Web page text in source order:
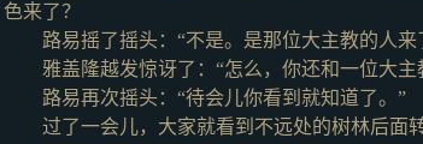
色来了？
路易摇了摇头： “不是。是那位大主教的人来
雅盖隆越发惊讶了： “怎么，你还和一位大主
路易再次摇头： “待会儿你看到就知道了。”
过了一会儿，大家就看到不远处的树林后面